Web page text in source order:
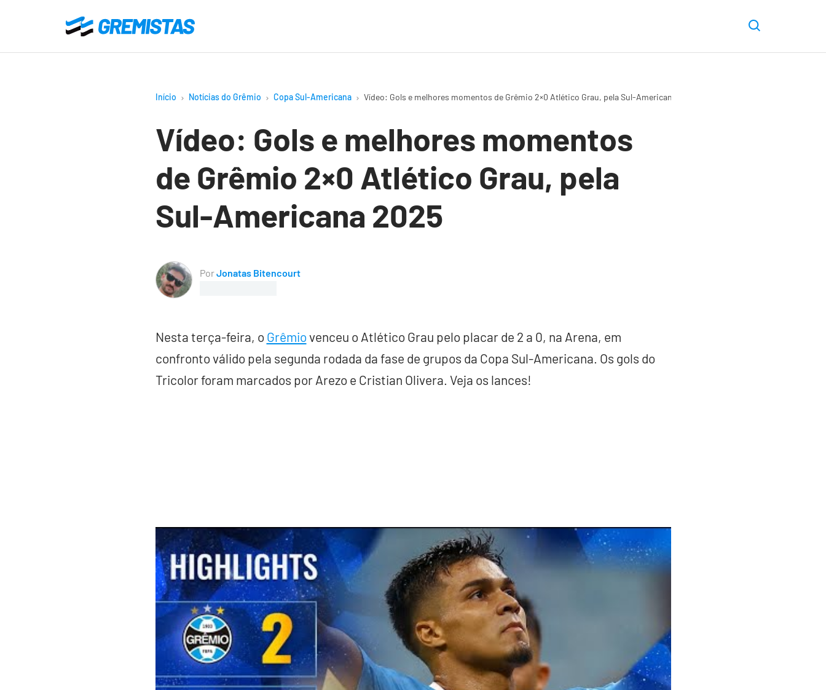
o
Gremistas
Início Notícias do Grêmio Copa Sul-Americana Vídeo: Gols e melhores momentos de Grêmio 2×0 Atlético Grau, pela Sul-Americana 2025
Vídeo: Gols e melhores momentos
de Grêmio 2×0 Atlético Grau, pela
Sul-Americana 2025
PorJonatas Bitencourt
Nesta terça-feira, o Grêmio venceu o Atlético Grau pelo placar de 2 a 0, na Arena, em
confronto válido pela segunda rodada da fase de grupos da Copa Sul-Americana. Os gols do
Tricolor foram marcados por Arezo e Cristian Olivera. Veja os lances!